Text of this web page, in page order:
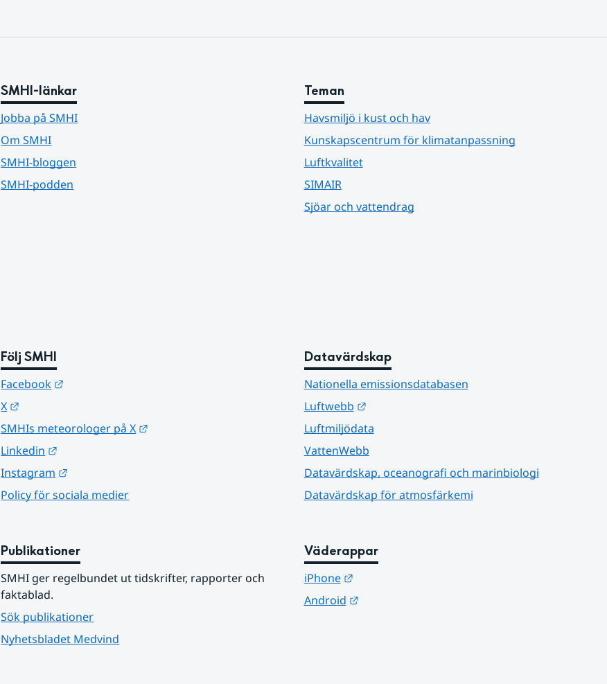
SMHI-länkar
Jobba på SMHI
Om SMHI
SMHI-bloggen
SMHI-podden
Teman
Havsmiljö i kust och hav
Kunskapscentrum för klimatanpassning
Luftkvalitet
SIMAIR
Sjöar och vattendrag
Följ SMHI
Facebook
X
SMHIs meteorologer på X
Linkedin
Instagram
Policy för sociala medier
Datavärdskap
Nationella emissionsdatabasen
Luftwebb
Länk till annan webbplats.
Luftmiljödata
VattenWebb
Datavärdskap, oceanografi och marinbiologi
Datavärdskap för atmosfärkemi
Publikationer
SMHI ger regelbundet ut tidskrifter, rapporter och
faktablad.
Sök publikationer
Nyhetsbladet Medvind
Väderappar
iPhone
Länk till annan webbplats.
Android
Länk till annan webbplats.